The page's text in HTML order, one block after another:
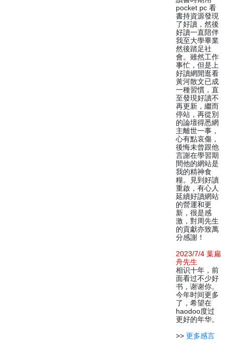
pocket pc 看
書持資源發現
了好讀，然後
好讀一直陪伴
我至大學畢業
然後踏足社
會。雖然工作
事忙，但是上
好讀網閒逛看
黃河散文已成
一種習慣，直
至發現好讀不
再更新，繼而
停站，再從別
的論壇得悉網
主離世一事，
心有點哀傷，
後悔未曾跟他
言謝在學習期
間他的網站是
我的精神食
糧。見到好讀
重啟，有心人
延續好讀網站
的營運和更
新，很是感
激，對周先生
的貢獻亦致萬
分感謝！
2023/7/4 葉扁
舟先生
相识十年，前
面看过不少好
书，谢谢你。
今年时间更多
了，希望在
haodoo度过
更好的年华。
>> 更多感言